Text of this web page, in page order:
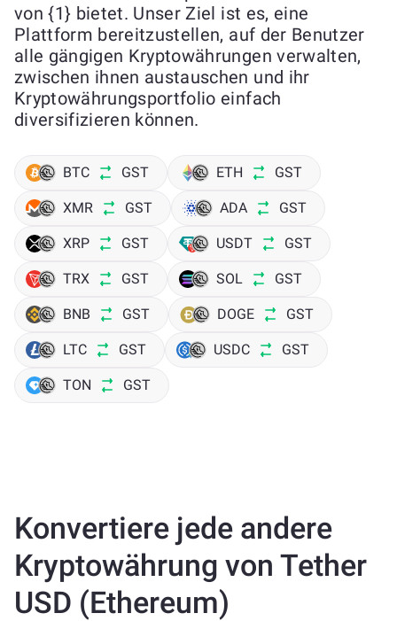
von {1} bietet. Unser Ziel ist es, eine
Plattform bereitzustellen, auf der Benutzer
alle gängigen Kryptowährungen verwalten,
zwischen ihnen austauschen und ihr
Kryptowährungsportfolio einfach
diversifizieren können.
BTC GST ETH GST
XMR GST ADA GST
XRP GST USDT GST
TRX GST SOL GST
BNB GST DOGE GST
LTC GST USDC GST
TON GST
Konvertiere jede andere
Kryptowährung von Tether
USD (Ethereum)